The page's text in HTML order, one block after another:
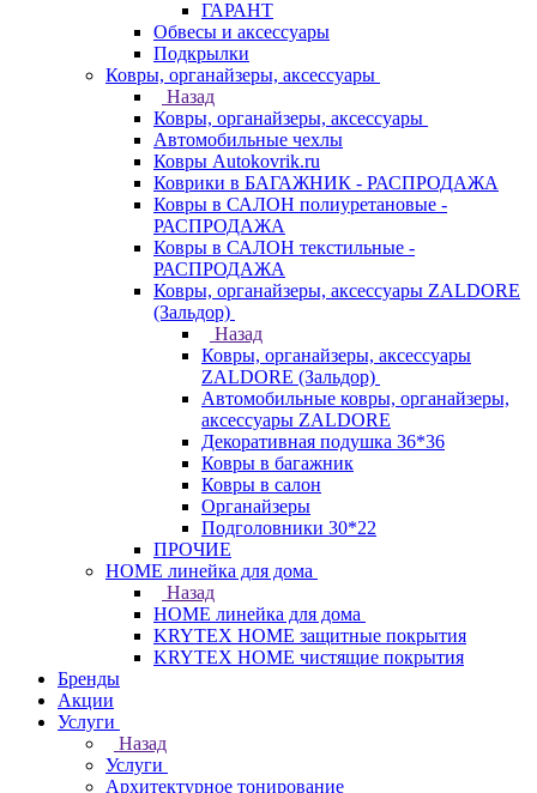
ГАРАНТ
Обвесы и аксессуары
Подкрылки
Ковры, органайзеры, аксессуары
Назад
Ковры, органайзеры, аксессуары
Автомобильные чехлы
Ковры Autokovrik.ru
Коврики в БАГАЖНИК - РАСПРОДАЖА
Ковры в САЛОН полиуретановые -
РАСПРОДАЖА
Ковры в САЛОН текстильные -
РАСПРОДАЖА
Ковры, органайзеры, аксессуары ZALDORE
(Зальдор)
Назад
Ковры, органайзеры, аксессуары
ZALDORE (Зальдор)
Автомобильные ковры, органайзеры,
аксессуары ZALDORE
Декоративная подушка 36*36
Ковры в багажник
Ковры в салон
Органайзеры
Подголовники 30*22
ПРОЧИЕ
HOME линейка для дома
Назад
HOME линейка для дома
KRYTEX HOME защитные покрытия
KRYTEX HOME чистящие покрытия
Бренды
Акции
Услуги
Назад
Услуги
Архитектурное тонирование